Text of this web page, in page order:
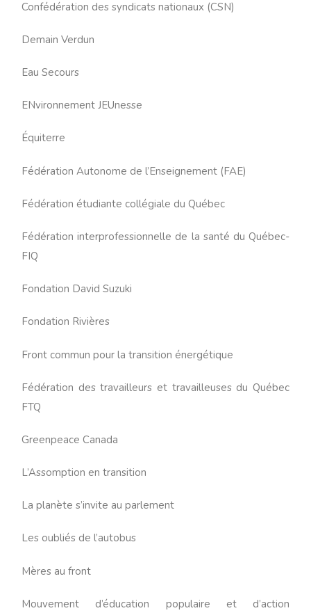
Confédération des syndicats nationaux (CSN)
Demain Verdun
Eau Secours
ENvironnement JEUnesse
Équiterre
Fédération Autonome de l’Enseignement (FAE)
Fédération étudiante collégiale du Québec
Fédération interprofessionnelle de la santé du Québec-
FIQ
Fondation David Suzuki
Fondation Rivières
Front commun pour la transition énergétique
Fédération des travailleurs et travailleuses du Québec
FTQ
Greenpeace Canada
L’Assomption en transition
La planète s’invite au parlement
Les oubliés de l’autobus
Mères au front
Mouvement d’éducation populaire et d’action